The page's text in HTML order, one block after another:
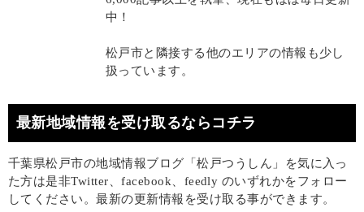
中！
松戸市と隣接する他のエリアの情報も少し
扱っています。
最新地域情報を受け取るならコチラ
千葉県松戸市の地域情報ブログ「松戸つうしん」を気に入っ
た方は是非Twitter、facebook、feedly のいずれかをフォロー
してください。最新の更新情報を受け取る事ができます。